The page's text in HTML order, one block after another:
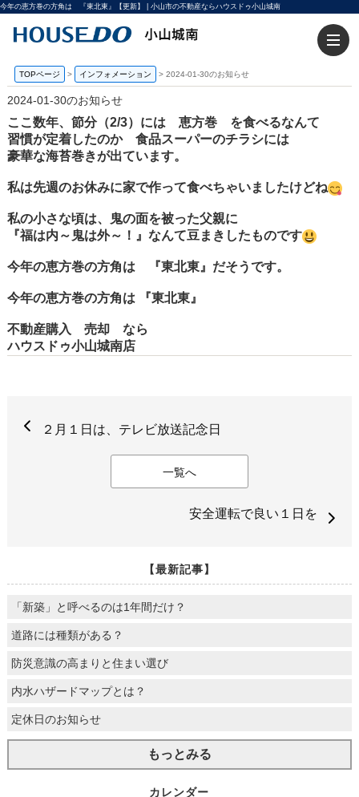
今年の恵方巻の方角は 『東北東』【更新】 | 小山市の不動産ならハウスドゥ小山城南
TOPページ > インフォメーション > 2024-01-30のお知らせ
2024-01-30のお知らせ
ここ数年、節分（2/3）には 恵方巻 を食べるなんて
習慣が定着したのか 食品スーパーのチラシには
豪華な海苔巻きが出ています。
私は先週のお休みに家で作って食べちゃいましたけどね
私の小さな頃は、鬼の面を被った父親に
『福は内～鬼は外～！』なんて豆まきしたものです
今年の恵方巻の方角は 『東北東』だそうです。
今年の恵方巻の方角は 『東北東』
不動産購入 売却 なら
ハウスドゥ小山城南店
２月１日は、テレビ放送記念日
一覧へ
安全運転で良い１日を
【最新記事】
「新築」と呼べるのは1年間だけ？
道路には種類がある？
防災意識の高まりと住まい選び
内水ハザードマップとは？
定休日のお知らせ
もっとみる
カレンダー